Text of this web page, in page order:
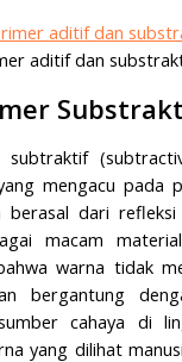
aditif dan
subtraktif
mengacu pada
berasal dari
macam
warna tidak
bergantung
cahaya di
yang dilihat